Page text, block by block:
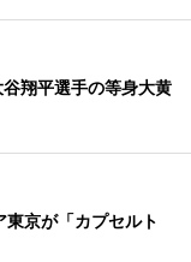
翔平選手の等身大黄
京が「カプセルト